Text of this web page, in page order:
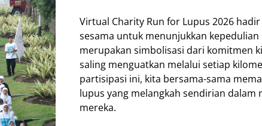
Virtual Charity Run for Lupus 2026
sesama untuk menunjukkan kepedulian
merupakan simbolisasi dari komitmen
saling menguatkan melalui setiap
partisipasi ini, kita bersama-sama
lupus yang melangkah sendirian dalam
mereka.